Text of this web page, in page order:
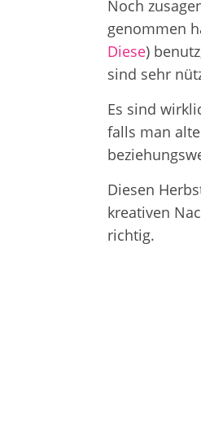
Noch
genommen
Diese)
sind sehr
Es sind
falls man
Diesen
kreativen
richtig.